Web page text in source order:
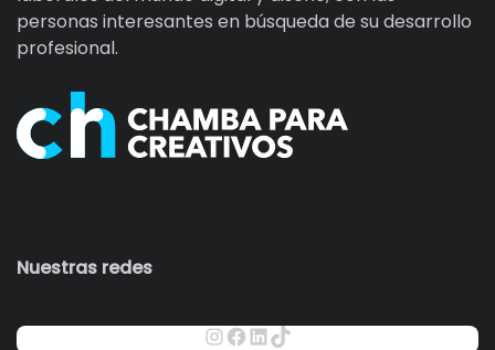
personas interesantes en búsqueda de su desarrollo
profesional.
Nuestras redes